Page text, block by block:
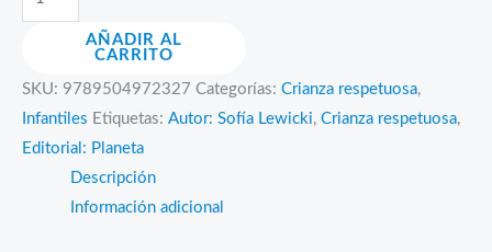
mal
salimos
cantidad
AÑADIR AL
CARRITO
SKU: 9789504972327 Categorías: Crianza respetuosa,
Infantiles Etiquetas: Autor: Sofía Lewicki, Crianza respetuosa,
Editorial: Planeta
Descripción
Información adicional